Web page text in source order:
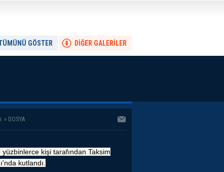
DİĞER GALERİLER
GÖSTER
» DOSYA
yüzbinlerce kişi tarafından Taksim
kutlandı.